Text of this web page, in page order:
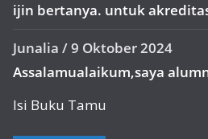
ijin bertanya. untuk
Junalia /9 Oktober 2024
Assalamualaikum,saya
Isi Buku Tamu